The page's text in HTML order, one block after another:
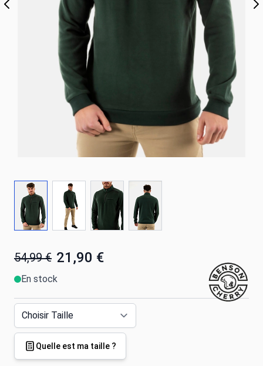
54,99 € 21,90 €
En stock
Quelle est ma taille ?